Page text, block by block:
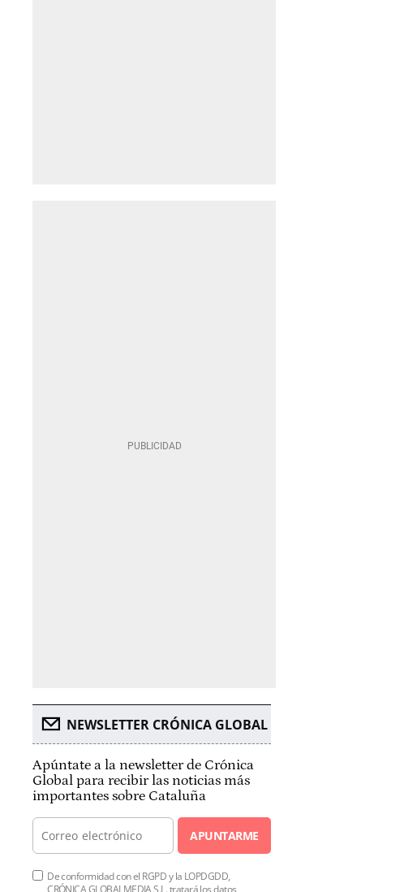
NEWSLETTER CRÓNICA GLOBAL
Apúntate a la newsletter de Crónica
Global para recibir las noticias más
importantes sobre Cataluña
APUNTARME
De conformidad con el RGPD y la LOPDGDD,
CRÓNICA GLOBALMEDIA S.L. tratará los datos